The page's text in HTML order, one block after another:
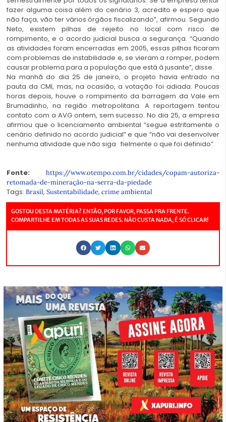
fazer alguma coisa além do cenário 3, acredito e espero que
não faça, vão ter vários órgãos fiscalizando”, afirmou. Segundo
Neto, existem pilhas de rejeito no local com risco de
rompimento, e o acordo judicial busca a segurança. “Quando
as atividades foram encerradas em 2005, essas pilhas ficaram
com problemas de instabilidade e, se vieram a romper, podem
causar problema para a população que está à jusante”, disse.
Na manhã do dia 25 de janeiro, o projeto havia entrado na
pauta da CMI, mas, na ocasião, a votação foi adiada. Poucas
horas depois, houve o rompimento da barragem da Vale em
Brumadinho, na região metropolitana. A reportagem tentou
contato com a AVG ontem, sem sucesso. No dia 25, a empresa
afirmou que o licenciamento ambiental “segue estritamente o
cenário definido no acordo judicial” e que “não vai desenvolver
nenhuma atividade que não siga fielmente o que foi definido”.
Fonte: https://www.otempo.com.br/cidades/copam-autoriza-
retomada-de-mineração-na-serra-da-piedade
Tags: Brasil, Sustentabilidade, crime ambiental
GOSTOU DESTA MATÉRIA? ENTÃO, POR FAVOR, PASSA PRA FRENTE.
COMPARTILHE EM TODAS AS SUAS REDES. NÃO CUSTA NADA, É SÓ CLICAR!